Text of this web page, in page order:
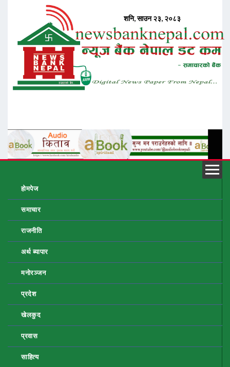
होमपेज
समाचार
राजनीति
अर्थ ब्यापार
मनोरञ्जन
प्रदेश
खेलकुद
प्रवास
साहित्य